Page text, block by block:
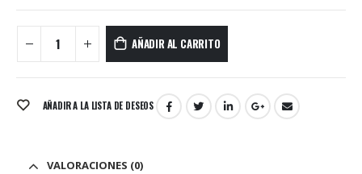
AÑADIR AL CARRITO
AÑADIR A LA LISTA DE DESEOS
VALORACIONES (0)